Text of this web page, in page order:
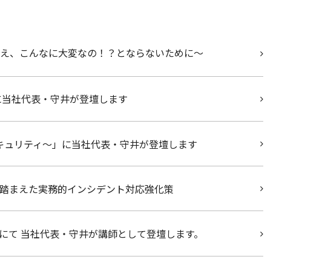
、こんなに大変なの！？とならないために～
社代表・守井が登壇します
リティ～」に当社代表・守井が登壇します
まえた実務的インシデント対応強化策
当社代表・守井が講師として登壇します。